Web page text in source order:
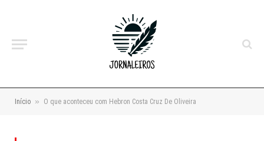
Início » O que aconteceu com Hebron Costa Cruz De Oliveira